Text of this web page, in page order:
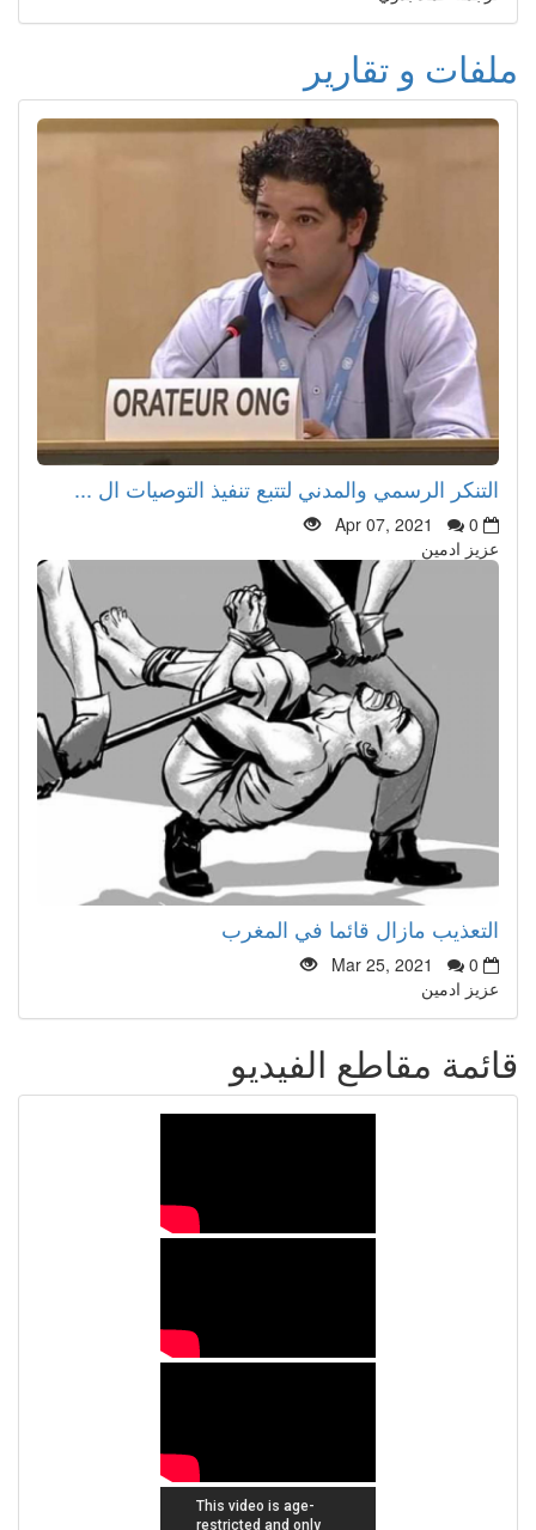
ملفات و تقارير
التنكر الرسمي والمدني لتتبع تنفيذ التوصيات ال ...
Apr 07, 2021
0
عزيز ادمين
التعذيب مازال قائما في المغرب
Mar 25, 2021
0
عزيز ادمين
قائمة مقاطع الفيديو